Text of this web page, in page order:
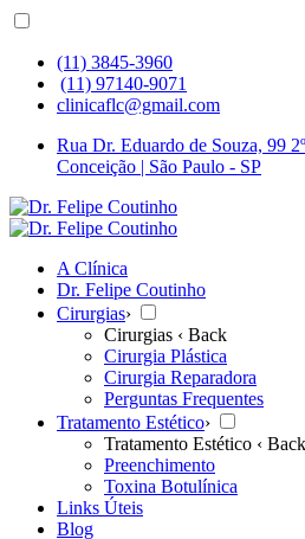
(11) 3845-3960
(11) 97140-9071
clinicaflc@gmail.com
Rua Dr. Eduardo de Souza, 99
Conceição | São Paulo - SP
A Clínica
Dr. Felipe Coutinho
Cirurgias›
Cirurgias ‹ Back
Cirurgia Plástica
Cirurgia Reparadora
Perguntas Frequentes
Tratamento Estético›
Tratamento Estético ‹ Back
Preenchimento
Toxina Botulínica
Links Úteis
Blog